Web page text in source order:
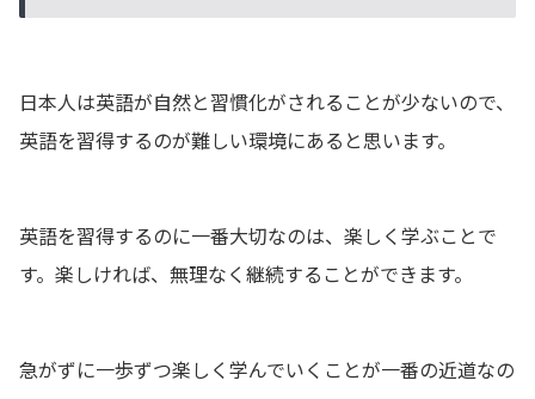
日本人は英語が自然と習慣化がされることが少ないので、
英語を習得するのが難しい環境にあると思います。
英語を習得するのに一番大切なのは、楽しく学ぶことで
す。楽しければ、無理なく継続することができます。
急がずに一歩ずつ楽しく学んでいくことが一番の近道なの